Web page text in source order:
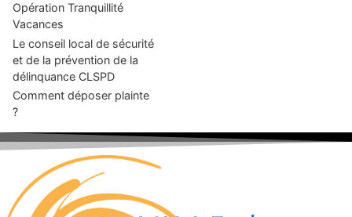
Opération Tranquillité
Vacances
Le conseil local de sécurité
et de la prévention de la
délinquance CLSPD
Comment déposer plainte
?